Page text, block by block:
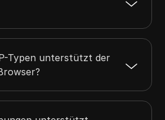
Typen unterstützt der